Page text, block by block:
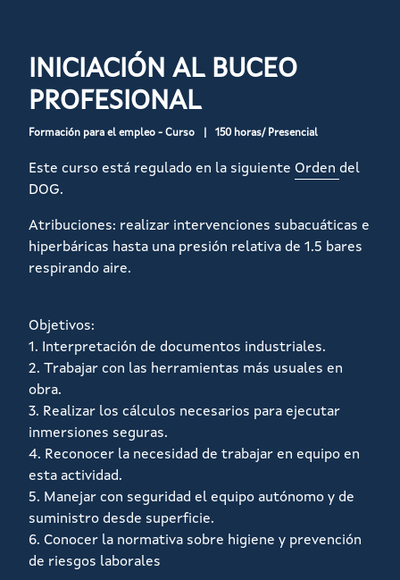
INICIACIÓN AL BUCEO
PROFESIONAL
Formación para el empleo - Curso 150 horas/ Presencial
Este curso está regulado en la siguiente Orden del
DOG.
Atribuciones: realizar intervenciones subacuáticas e
hiperbáricas hasta una presión relativa de 1.5 bares
respirando aire.
Objetivos:
1. Interpretación de documentos industriales.
2. Trabajar con las herramientas más usuales en
obra.
3. Realizar los cálculos necesarios para ejecutar
inmersiones seguras.
4. Reconocer la necesidad de trabajar en equipo en
esta actividad.
5. Manejar con seguridad el equipo autónomo y de
suministro desde superficie.
6. Conocer la normativa sobre higiene y prevención
de riesgos laborales